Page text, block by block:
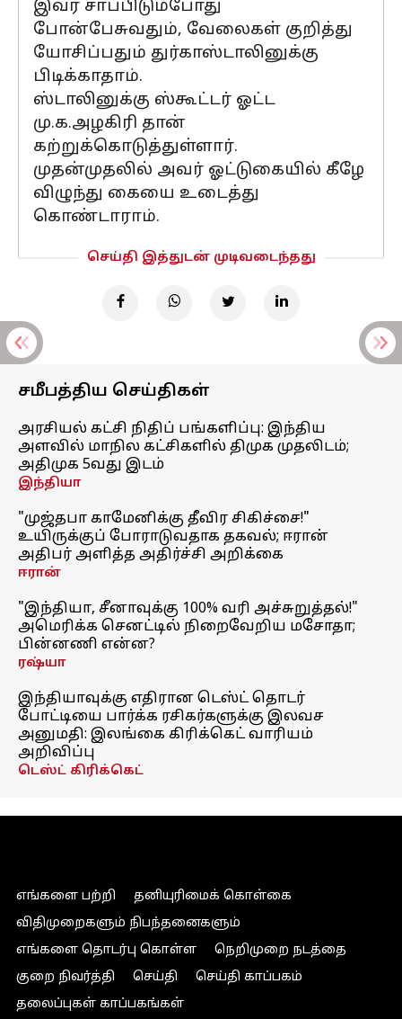
இவர் சாப்பிடும்போது
போன்பேசுவதும், வேலைகள் குறித்து
யோசிப்பதும் துர்காஸ்டாலினுக்கு
பிடிக்காதாம்.
ஸ்டாலினுக்கு ஸ்கூட்டர் ஓட்ட
மு.க.அழகிரி தான்
கற்றுக்கொடுத்துள்ளார்.
முதன்முதலில் அவர் ஓட்டுகையில் கீழே
விழுந்து கையை உடைத்து
கொண்டாராம்.
செய்தி இத்துடன் முடிவடைந்தது
சமீபத்திய செய்திகள்
அரசியல் கட்சி நிதிப் பங்களிப்பு: இந்திய
அளவில் மாநில கட்சிகளில் திமுக முதலிடம்;
அதிமுக 5வது இடம்
இந்தியா
"முஜ்தபா காமேனிக்கு தீவிர சிகிச்சை!"
உயிருக்குப் போராடுவதாக தகவல்; ஈரான்
அதிபர் அளித்த அதிர்ச்சி அறிக்கை
ஈரான்
"இந்தியா, சீனாவுக்கு 100% வரி அச்சுறுத்தல்!"
அமெரிக்க செனட்டில் நிறைவேறிய மசோதா;
பின்னணி என்ன?
ரஷ்யா
இந்தியாவுக்கு எதிரான டெஸ்ட் தொடர்
போட்டியை பார்க்க ரசிகர்களுக்கு இலவச
அனுமதி: இலங்கை கிரிக்கெட் வாரியம்
அறிவிப்பு
டெஸ்ட் கிரிக்கெட்
எங்களை பற்றி
தனியுரிமைக் கொள்கை
விதிமுறைகளும் நிபந்தனைகளும்
எங்களை தொடர்பு கொள்ள
நெறிமுறை நடத்தை
குறை நிவர்த்தி
செய்தி
செய்தி காப்பகம்
தலைப்புகள் காப்பகங்கள்